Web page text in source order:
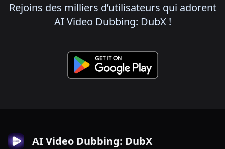
Rejoins des milliers d’utilisateurs qui adorent
AI Video Dubbing: DubX !
AI Video Dubbing: DubX